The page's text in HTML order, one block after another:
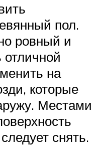
пол.
ровный и
отличной
на
которые
Местами
снять.